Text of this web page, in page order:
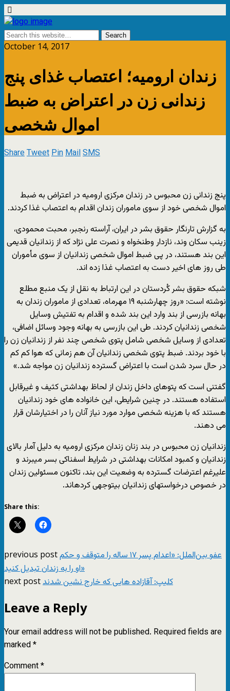
October 14, 2017
زندان ارومیه؛ اعتصاب غذای پنج
زندانی زن در اعتراض به ضبط
اموال شخصی
ShareTweetPinMailSMS
پنج زندانی زن محبوس در زندان مرکزی ارومیه در اعتراض به ضبط
اموال شخصی خود از سوی ماموران زندان اقدام به اعتصاب غذا کردند.
به گزارش تارنگار حقوق بشر در ایران، آراسته رنجبر، محبت محمودی،
زینب سکان وند، نازدار وطنخواه و نصرت علی نژاد که از زندانیان قدیمی
این بند هستند، در پی ضبط اموال شخصی زندانیان از سوی مأموران
طی روز های اخیر دست به اعتصاب غذا زده اند.
شبکه حقوق بشر کُردستان در این ارتباط به نقل از یک منبع مطلع
نوشته است: «روز چهارشنبه ۱۹ مهرماه، تعدادی از ماموران زندان به
بهانه بازرسی از بند وارد این بند شده و اقدام به تفتیش وسایل
شخصی زندانیان کردند. طی این بازرسی به بهانه وجود وسائل اضافی،
تعدادی از وسایل شخصی شامل پتوی شخصی چند نفر از زندانیان زن را
با خود بردند. ضبط پتوی شخصی زندانیان آن هم زمانی که هوا کم کم
در حال سرد شدن است با اعتراض گسترده زندانیان زن مواجه شد.»
گفتنی است که پتوهای داخل زندان از لحاظ بهداشتی کثیف و غیرقابل
استفاده هستند. در چنین شرایطی، این خانواده های خود زندانیان
هستند که با هزینه شخصی موارد مورد نیاز آنان را در اختیارشان قرار
می دهند.
زندانیان زن محبوس در بند زنان زندان مرکزی ارومیه به دلیل آمار بالای
زندانیان و کمبود امکانات بهداشتی در شرایط اسفناکی بسر میبرند و
علیرغم اعترضات گسترده به وضعیت این بند، تاکنون مسئولین زندان
در خصوص درخواستهای زندانیان بیتوجهی کردهاند.
Share this:
previous postعفو بین‌الملل: «اعدام پسر ۱۷ ساله را متوقف و حکم
او را به زندان تبدیل کنید»
next postکلیپ: آقازاده هایی که خارج نشین شدند
Leave a Reply
Your email address will not be published. Required fields are
marked*
Comment*